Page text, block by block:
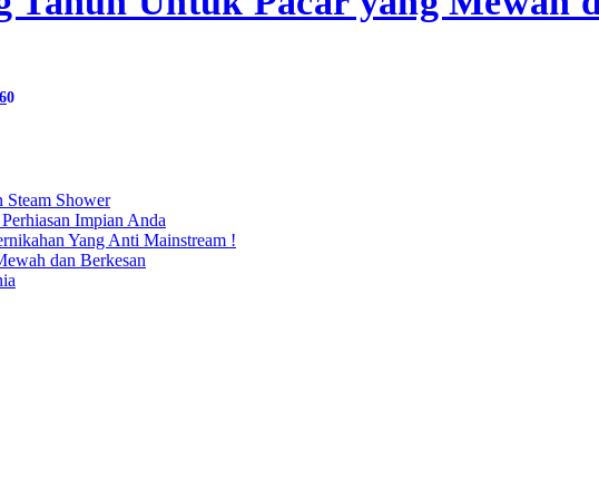
0
Steam Shower
Impian Anda
Yang Anti Mainstream !
dan Berkesan